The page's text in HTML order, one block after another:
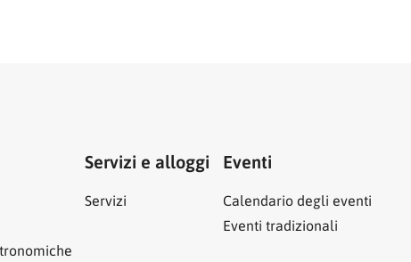
Servizi e alloggi
Servizi
Eventi
Calendario degli eventi
Eventi tradizionali